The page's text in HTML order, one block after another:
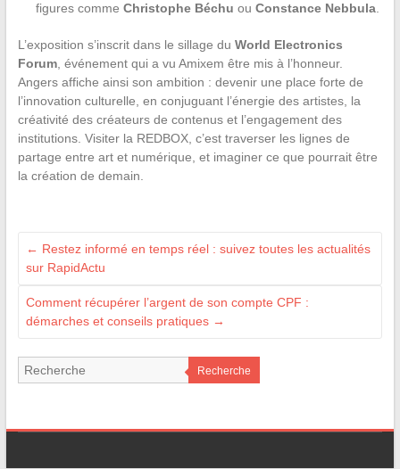
figures comme Christophe Béchu ou Constance Nebbula.
L’exposition s’inscrit dans le sillage du World Electronics
Forum, événement qui a vu Amixem être mis à l’honneur.
Angers affiche ainsi son ambition : devenir une place forte de
l’innovation culturelle, en conjuguant l’énergie des artistes, la
créativité des créateurs de contenus et l’engagement des
institutions. Visiter la REDBOX, c’est traverser les lignes de
partage entre art et numérique, et imaginer ce que pourrait être
la création de demain.
← Restez informé en temps réel : suivez toutes les actualités
sur RapidActu
Comment récupérer l’argent de son compte CPF :
démarches et conseils pratiques →
Recherche